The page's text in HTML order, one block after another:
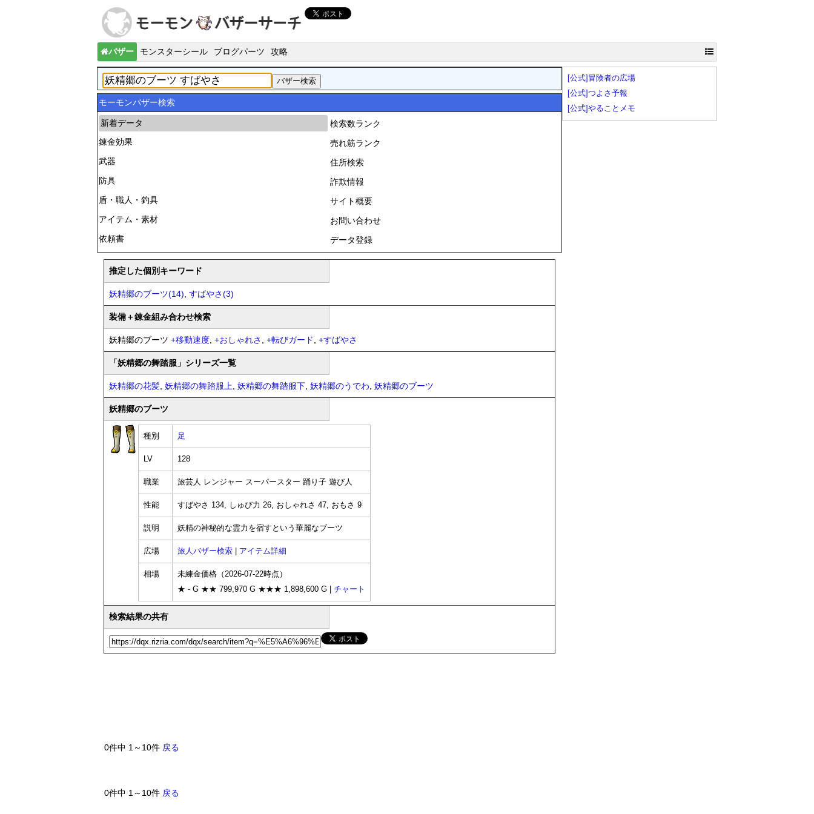
バザー モンスターシール ブログパーツ 攻略
モーモンバザー検索
新着データ
錬金効果
武器
防具
盾・職人・釣具
アイテム・素材
依頼書
検索数ランク
売れ筋ランク
住所検索
詐欺情報
サイト概要
お問い合わせ
データ登録
推定した個別キーワード
妖精郷のブーツ(14), すばやさ(3)
装備＋錬金組み合わせ検索
妖精郷のブーツ +移動速度, +おしゃれさ , +転びガード, +すばやさ
「妖精郷の舞踏服」シリーズ一覧
妖精郷の花髪, 妖精郷の舞踏服上, 妖精郷の舞踏服下, 妖精郷のうでわ, 妖精郷のブーツ
妖精郷のブーツ
種別 足
LV 128
職業 旅芸人 レンジャー スーパースター 踊り子 遊び人
性能 すばやさ 134, しゅび力 26, おしゃれさ 47, おもさ 9
説明 妖精の神秘的な霊力を宿すという華麗なブーツ
広場 旅人バザー検索 アイテム詳細
相場
未練金価格（2026-07-22時点）
★ - G ★★ 799,970 G ★★★ 1,898,600 G | チャート
検索結果の共有
0件中 1～10件 戻る
0件中 1～10件 戻る
[公式]冒険者の広場
[公式]つよさ予報
[公式]やることメモ